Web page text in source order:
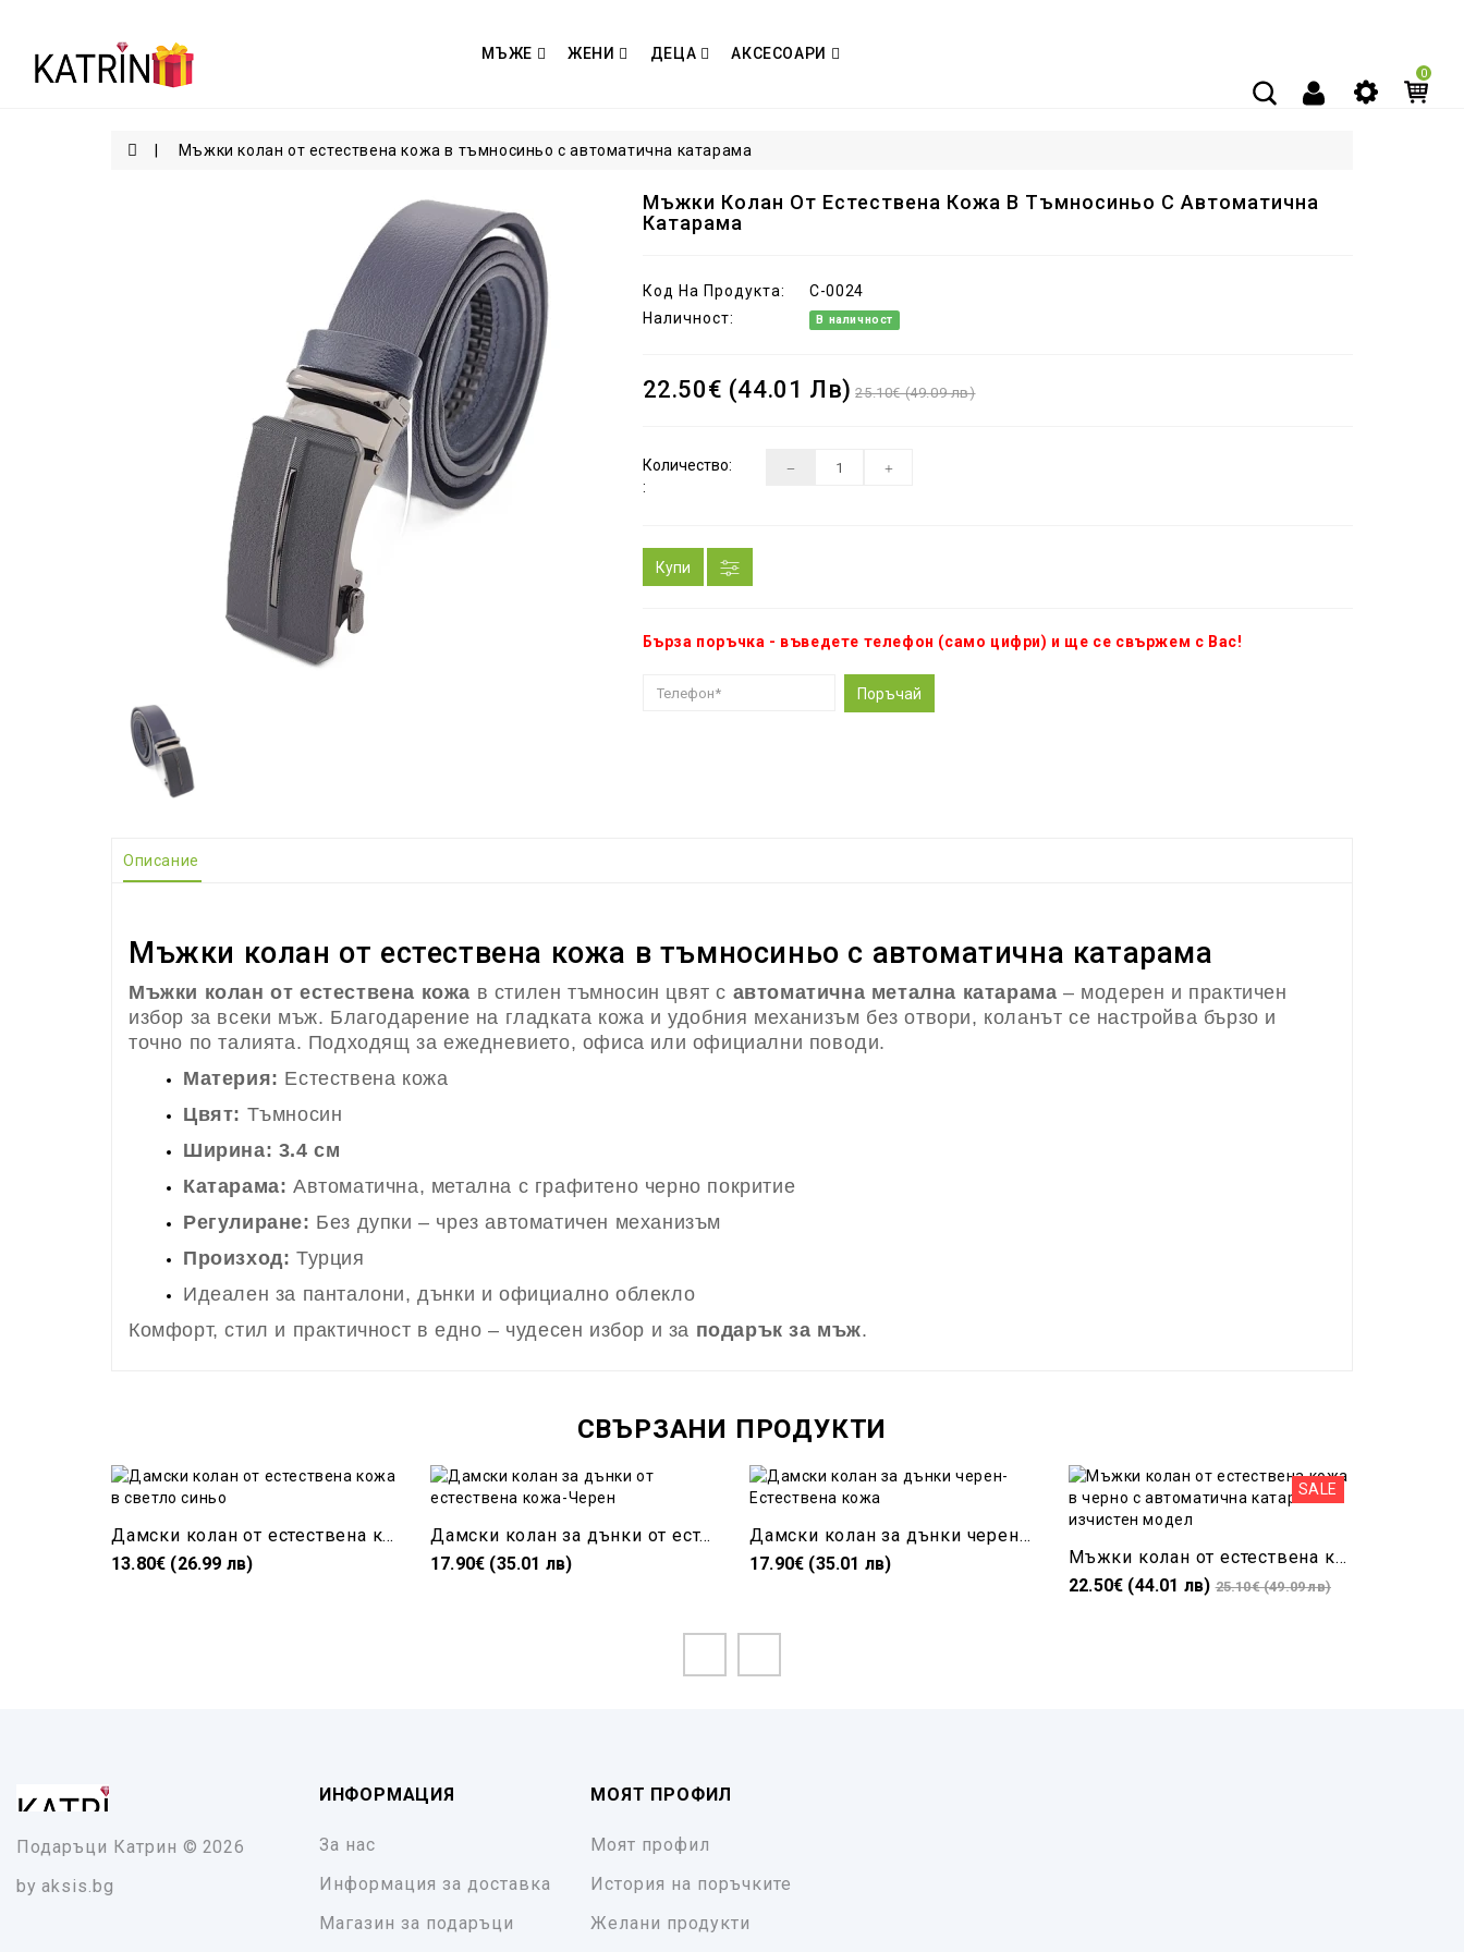
МЪЖЕ ЖЕНИ ДЕЦА АКСЕСОАРИ
0
Мъжки колан от естествена кожа в тъмносиньо с автоматична катарама
Мъжки Колан От Естествена Кожа В Тъмносиньо С Автоматична
Катарама
Код На Продукта:
C-0024
Наличност:
В наличност
22.50€ (44.01 Лв) 25.10€ (49.09 лв)
Количество:
:
Купи
Бърза поръчка - въведете телефон (само цифри) и ще се свържем с Вас!
Поръчай
Описание
Мъжки колан от естествена кожа в тъмносиньо с автоматична катарама
Мъжки колан от естествена кожа в стилен тъмносин цвят с автоматична метална катарама – модерен и практичен
избор за всеки мъж. Благодарение на гладката кожа и удобния механизъм без отвори, коланът се настройва бързо и
точно по талията. Подходящ за ежедневието, офиса или официални поводи.
Материя: Естествена кожа
Цвят: Тъмносин
Ширина: 3.4 см
Катарама: Автоматична, метална с графитено черно покритие
Регулиране: Без дупки – чрез автоматичен механизъм
Произход: Турция
Идеален за панталони, дънки и официално облекло
Комфорт, стил и практичност в едно – чудесен избор и за подарък за мъж.
СВЪРЗАНИ ПРОДУКТИ
Дамски колан от естествена кожа в светло синьо
13.80€ (26.99 лв)
Дамски колан за дънки от естествена кожа-Черен
17.90€ (35.01 лв)
Дамски колан за дънки черен-Естествена кожа
17.90€ (35.01 лв)
SALE
Мъжки колан от естествена кожа в черно с автоматична катарама изчистен модел
22.50€ (44.01 лв) 25.10€ (49.09 лв)
Подаръци Катрин © 2026
by aksis.bg
ИНФОРМАЦИЯ
За нас
Информация за доставка
Магазин за подаръци
МОЯТ ПРОФИЛ
Моят профил
История на поръчките
Желани продукти